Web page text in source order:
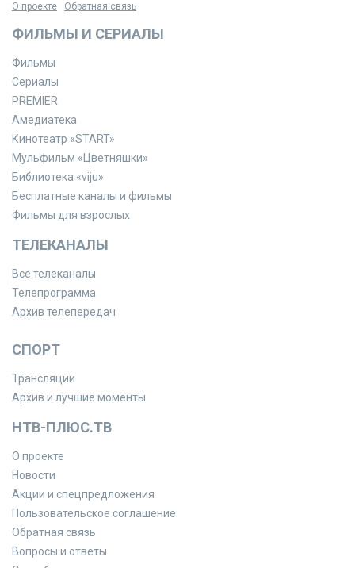
О проекте
Обратная связь
ФИЛЬМЫ И СЕРИАЛЫ
Фильмы
Сериалы
PREMIER
Амедиатека
Кинотеатр «START»
Мульфильм «Цветняшки»
Библиотека «viju»
Бесплатные каналы и фильмы
Фильмы для взрослых
ТЕЛЕКАНАЛЫ
Все телеканалы
Телепрограмма
Архив телепередач
СПОРТ
Трансляции
Архив и лучшие моменты
НТВ-ПЛЮС.ТВ
О проекте
Новости
Акции и спецпредложения
Пользовательское соглашение
Обратная связь
Вопросы и ответы